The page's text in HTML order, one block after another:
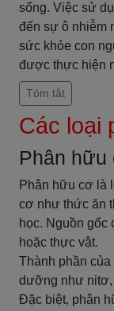
sống. Việc sử
đến sự ô nhiễm
sức khỏe con
được thực hiện
Tóm tắt
Các loại
Phân hữu
Phân hữu cơ là
cơ như thức ăn
học. Nguồn gốc
hoặc thực vật.
Thành phần
dưỡng như nitơ,
Đặc biệt, phân